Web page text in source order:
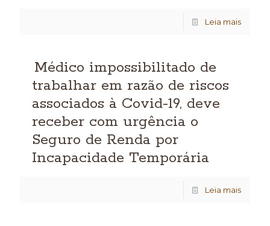
Leia mais
Médico impossibilitado de
trabalhar em razão de riscos
associados à Covid-19, deve
receber com urgência o
Seguro de Renda por
Incapacidade Temporária
Leia mais